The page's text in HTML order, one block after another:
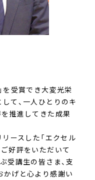
を受賞でき大変光栄
て、一人ひとりのキ
推進してきた成果
ースした「エクセル
好評をいただいて
受講生の皆さま、支
かげと心より感謝い